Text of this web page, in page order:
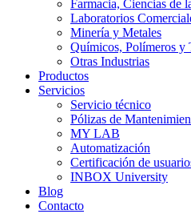
Farmacia, Ciencias de
Laboratorios
Minería y Metales
Químicos, Polímeros y
Otras Industrias
Productos
Servicios
Servicio técnico
Pólizas de
MY LAB
Automatización
Certificación de
INBOX University
Blog
Contacto